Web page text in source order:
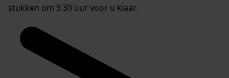
stukken om 9.30 uur voor u klaar.